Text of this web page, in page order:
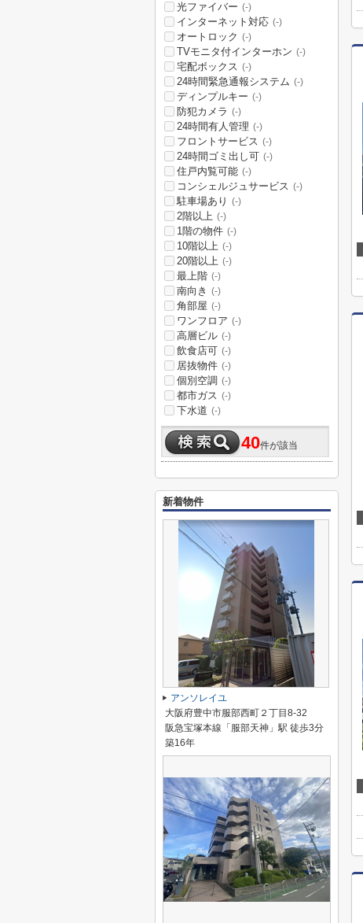
光ファイバー (-)
インターネット対応 (-)
オートロック (-)
TVモニタ付インターホン (-)
宅配ボックス (-)
24時間緊急通報システム (-)
ディンプルキー (-)
防犯カメラ (-)
24時間有人管理 (-)
フロントサービス (-)
24時間ゴミ出し可 (-)
住戸内覧可能 (-)
コンシェルジュサービス (-)
駐車場あり (-)
2階以上 (-)
1階の物件 (-)
10階以上 (-)
20階以上 (-)
最上階 (-)
南向き (-)
角部屋 (-)
ワンフロア (-)
高層ビル (-)
飲食店可 (-)
居抜物件 (-)
個別空調 (-)
都市ガス (-)
下水道 (-)
40件が該当
新着物件
アンソレイユ
大阪府豊中市服部西町２丁目8-32
阪急宝塚本線「服部天神」駅 徒歩3分
築16年